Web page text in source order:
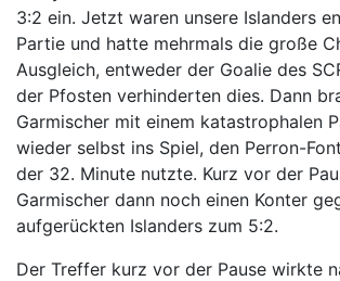
3:2 ein. Jetzt waren unsere Islanders
Partie und hatte mehrmals die große
Ausgleich, entweder der Goalie des
der Pfosten verhinderten dies. Dann
Garmischer mit einem katastrophalen
wieder selbst ins Spiel, den Perron-
der 32. Minute nutzte. Kurz vor der
Garmischer dann noch einen Konter
aufgerückten Islanders zum 5:2.
Der Treffer kurz vor der Pause wirkte